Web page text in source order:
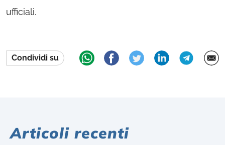
ufficiali.
Condividi su
Articoli recenti